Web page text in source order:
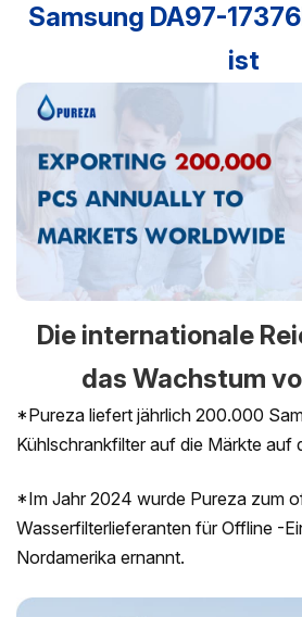
Samsung DA97-
ist
Die internationale
das Wachstum
*Pureza liefert jährlich 200.000
Kühlschrankfilter auf die Märkte auf
*Im Jahr 2024 wurde Pureza zum
Wasserfilterlieferanten für Offline -
Nordamerika ernannt.